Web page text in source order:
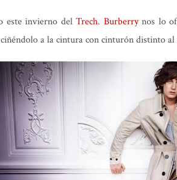
este invierno del Trech. Burberrynos lo
a la cintura con cinturón distinto al